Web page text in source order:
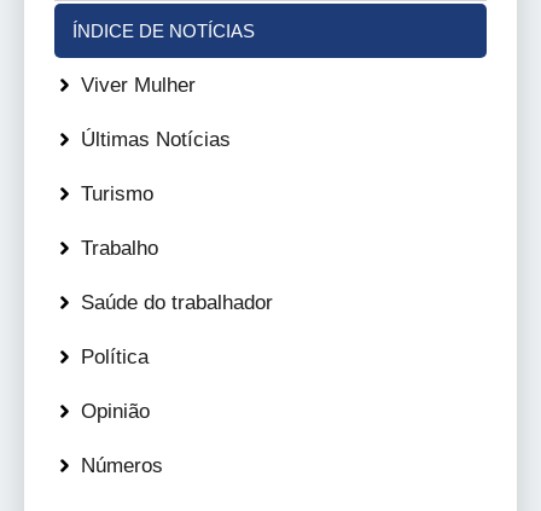
ÍNDICE DE NOTÍCIAS
Viver Mulher
Últimas Notícias
Turismo
Trabalho
Saúde do trabalhador
Política
Opinião
Números